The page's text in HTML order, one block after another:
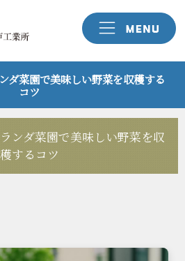
ダ菜園で美味しい野菜を収穫する
コツ
ンダ菜園で美味しい野菜を収
穫するコツ